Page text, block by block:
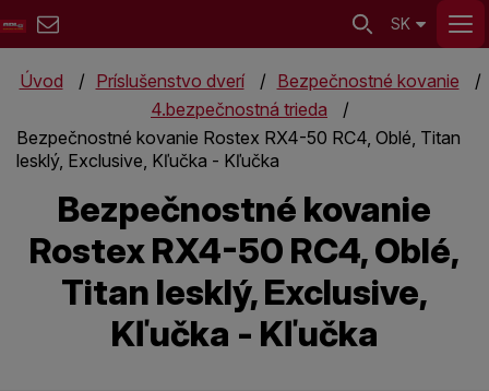
SK
Úvod Príslušenstvo dverí
Bezpečnostné kovanie
4.bezpečnostná trieda
Bezpečnostné kovanie Rostex RX4-50 RC4, Oblé, Titan
lesklý, Exclusive, Kľučka - Kľučka
Bezpečnostné kovanie
Rostex RX4-50 RC4, Oblé,
Titan lesklý, Exclusive,
Kľučka - Kľučka